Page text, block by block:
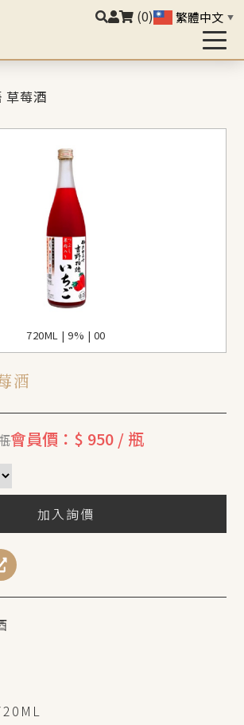
(0) 繁體中文 ▼
草莓酒
720ML | 9% | 00
酒
會員價：$ 950 / 瓶
加入詢價